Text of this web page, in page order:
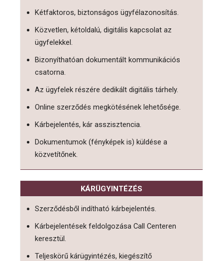
Kétfaktoros, biztonságos ügyfélazonosítás.
Közvetlen, kétoldalú, digitális kapcsolat az
ügyfelekkel.
Bizonyíthatóan dokumentált kommunikációs
csatorna.
Az ügyfelek részére dedikált digitális tárhely.
Online szerződés megkötésének lehetősége.
Kárbejelentés, kár asszisztencia.
Dokumentumok (fényképek is) küldése a
közvetítőnek.
KÁRÜGYINTÉZÉS
Szerződésből indítható kárbejelentés.
Kárbejelentések feldolgozása Call Centeren
keresztül.
Teljeskörű kárügyintézés, kiegészítő